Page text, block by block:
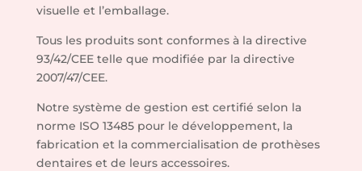
visuelle et l’emballage.
Tous les produits sont conformes à la directive
93/42/CEE telle que modifiée par la directive
2007/47/CEE.
Notre système de gestion est certifié selon la
norme ISO 13485 pour le développement, la
fabrication et la commercialisation de prothèses
dentaires et de leurs accessoires.